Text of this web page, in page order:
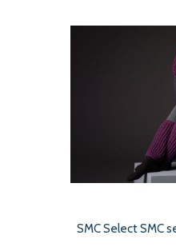
SMC Select SMC